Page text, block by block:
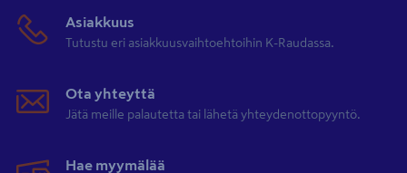
Asiakkuus
Tutustu eri asiakkuusvaihtoehtoihin K-Raudassa.
Ota yhteyttä
Jätä meille palautetta tai lähetä yhteydenottopyyntö.
Hae myymälää